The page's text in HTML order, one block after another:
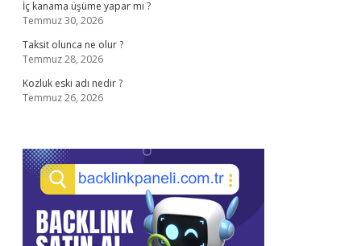
İç kanama üşüme yapar mı ?
Temmuz 30, 2026
Taksit olunca ne olur ?
Temmuz 28, 2026
Kozluk eski adı nedir ?
Temmuz 26, 2026